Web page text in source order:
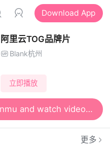
Download App
阿里云TOG品牌片
Blank杭州
立即播放
Open the App to send Danmu and watch videos together
更多